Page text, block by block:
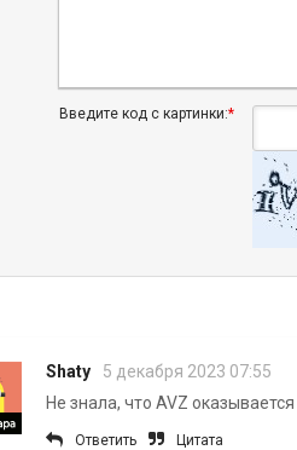
Введите код с картинки:*
Shaty
5 декабря 2023 07:55
Не знала, что AVZ
Ответить Цитата